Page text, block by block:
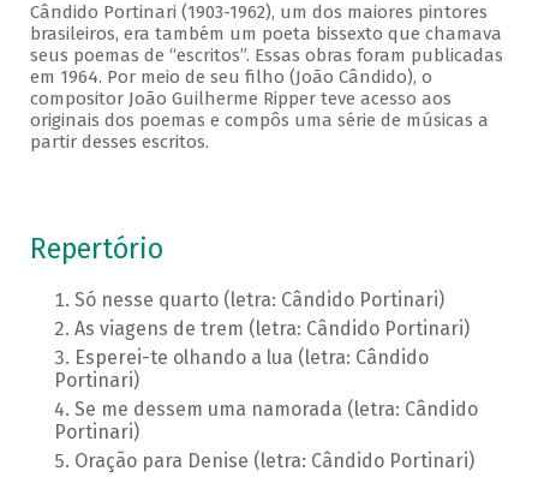
Cândido Portinari (1903-1962), um dos maiores pintores
brasileiros, era também um poeta bissexto que chamava
seus poemas de “escritos”. Essas obras foram publicadas
em 1964. Por meio de seu filho (João Cândido), o
compositor João Guilherme Ripper teve acesso aos
originais dos poemas e compôs uma série de músicas a
partir desses escritos.
Repertório
Só nesse quarto (letra: Cândido Portinari)
As viagens de trem (letra: Cândido Portinari)
Esperei-te olhando a lua (letra: Cândido
Portinari)
Se me dessem uma namorada (letra: Cândido
Portinari)
Oração para Denise (letra: Cândido Portinari)